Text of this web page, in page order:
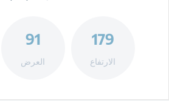
179
الارتفاع
91
العرض